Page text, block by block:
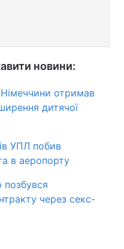
новини:
Німеччини отримав
дитячої
УПЛ побив
в аеропорту
через секс-